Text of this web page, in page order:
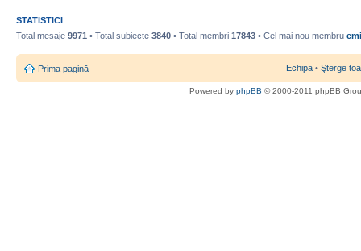
STATISTICI
Total mesaje 9971 • Total subiecte 3840 • Total membri 17843 • Cel mai nou membru
Prima pagină Echipa • Şterge
Powered by phpBB © 2000-2011 phpBB